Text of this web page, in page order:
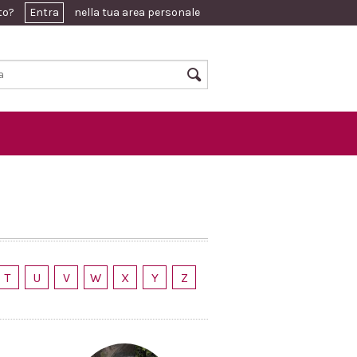
Entra nella tua area personale
T U V W X Y Z